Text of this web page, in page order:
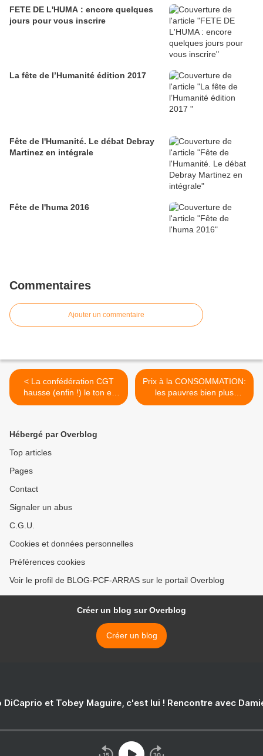
FETE DE L'HUMA : encore quelques
jours pour vous inscrire
La fête de l’Humanité édition 2017
Fête de l'Humanité. Le débat Debray
Martinez en intégrale
Fête de l'huma 2016
Commentaires
Ajouter un commentaire
< La confédération CGT
hausse (enfin !) le ton et
mobilise contre la politique
octobre 2014 pour
reconquérir la Sécurité
Prix à la CONSOMMATION:
les pauvres bien plus
touchés que les riches >
Hébergé par Overblog
Top articles
Pages
Contact
Signaler un abus
C.G.U.
Cookies et données personnelles
Préférences cookies
Voir le profil de BLOG-PCF-ARRAS sur le portail Overblog
Créer un blog sur Overblog
Créer un blog
DiCaprio et Tobey Maguire, c'est lui ! Rencontre avec